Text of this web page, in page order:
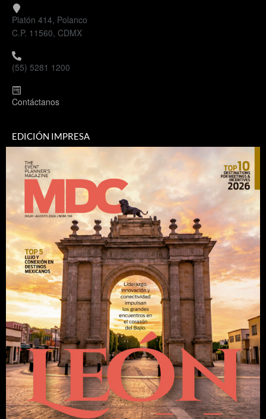
Platón 414, Polanco
C.P. 11560, CDMX
(55) 5281 1200
Contáctanos
EDICIÓN IMPRESA